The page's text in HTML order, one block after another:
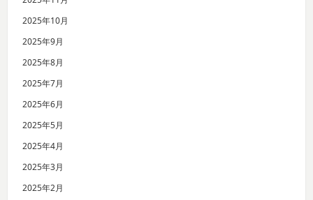
2025年10月
2025年9月
2025年8月
2025年7月
2025年6月
2025年5月
2025年4月
2025年3月
2025年2月